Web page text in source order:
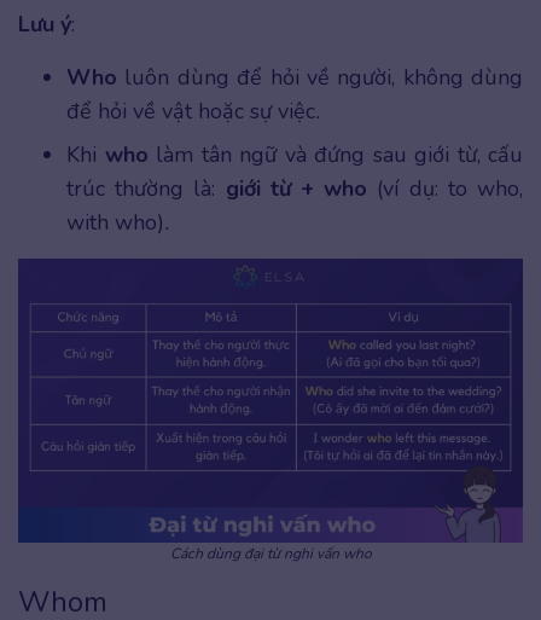
Lưu ý:
Who luôn dùng để hỏi về người, không dùng
để hỏi về vật hoặc sự việc.
Khi who làm tân ngữ và đứng sau giới từ, cấu
trúc thường là: giới từ + who (ví dụ: to who,
with who).
Cách dùng đại từ nghi vấn who
Whom